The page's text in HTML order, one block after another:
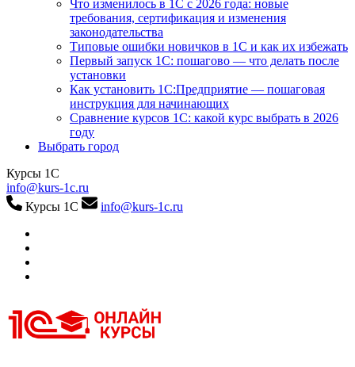
Что изменилось в 1С с 2026 года: новые
требования, сертификация и изменения
законодательства
Типовые ошибки новичков в 1С и как их избежать
Первый запуск 1С: пошагово — что делать после
установки
Как установить 1С:Предприятие — пошаговая
инструкция для начинающих
Сравнение курсов 1С: какой курс выбрать в 2026
году
Выбрать город
Курсы 1С
info@kurs-1c.ru
Курсы 1С
info@kurs-1c.ru